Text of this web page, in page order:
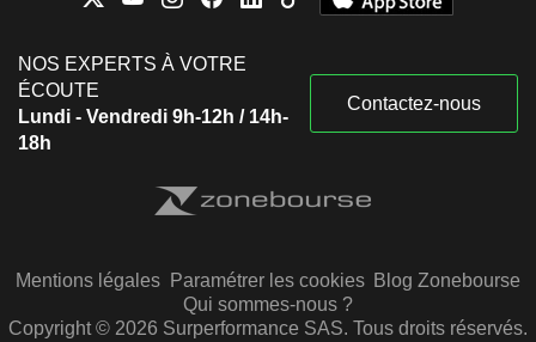
NOS EXPERTS À VOTRE
ÉCOUTE
Lundi - Vendredi 9h-12h / 14h-
18h
Contactez-nous
Mentions légales Paramétrer les cookies Blog Zonebourse
Qui sommes-nous ?
Copyright © 2026 Surperformance SAS. Tous droits réservés.